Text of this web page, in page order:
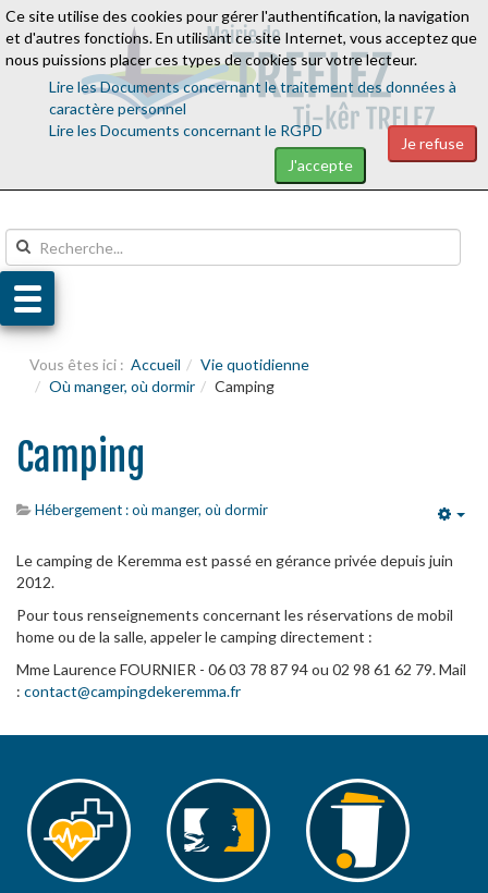
Aller au contenu Aller au menu
Vous êtes ici : Accueil
Vie quotidienne
Où manger, où dormir
Camping
Camping
Hébergement : où manger, où dormir
Le camping de Keremma est passé en gérance privée depuis juin
2012.
Pour tous renseignements concernant les réservations de mobil
home ou de la salle, appeler le camping directement :
Mme Laurence FOURNIER - 06 03 78 87 94 ou 02 98 61 62 79. Mail
: contact@campingdekeremma.fr
Ce site utilise des cookies pour gérer l'authentification, la navigation
et d'autres fonctions. En utilisant ce site Internet, vous acceptez que
nous puissions placer ces types de cookies sur votre lecteur.
Lire les Documents concernant le traitement des données à
caractère personnel
Lire les Documents concernant le RGPD
Je refuse
J'accepte